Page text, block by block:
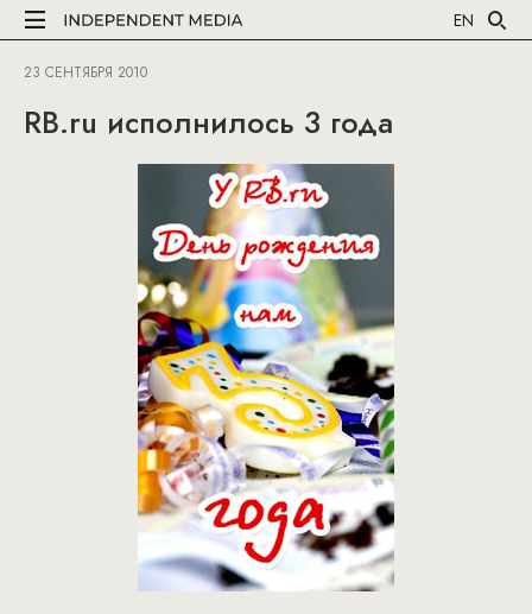
EN
23 СЕНТЯБРЯ 2010
RB.ru исполнилось 3 года